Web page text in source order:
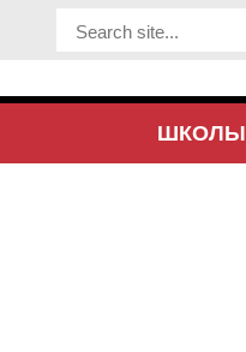
Website Site
ШКОЛЫ